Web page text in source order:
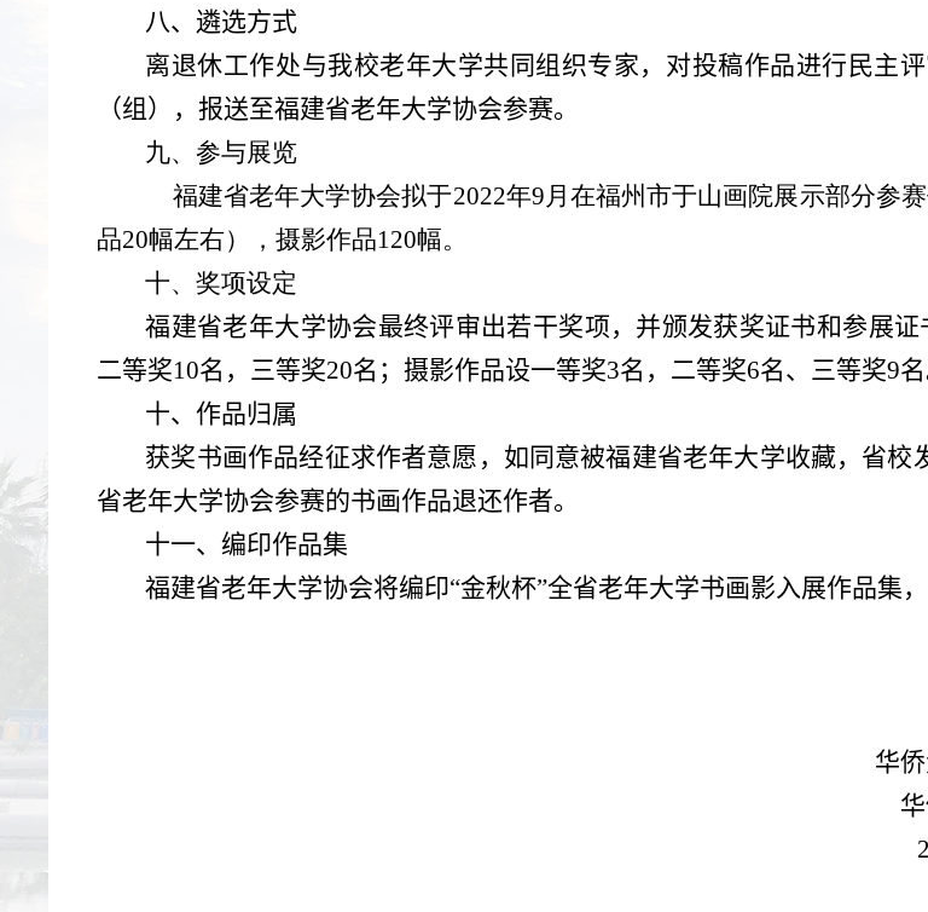
八、遴选方式
离退休工作处与我校老年大学共同组织专家，对投稿作品进行民主
（组），报送至福建省老年大学协会参赛。
九、参与展览
福建省老年大学协会拟于2022年9月在福州市于山画院展示部分参
品20幅左右），摄影作品120幅。
十、奖项设定
福建省老年大学协会最终评审出若干奖项，并颁发获奖证书和参展
二等奖10名，三等奖20名；摄影作品设一等奖3名，二等奖6名、三等奖9名
十、作品归属
获奖书画作品经征求作者意愿，如同意被福建省老年大学收藏，省
省老年大学协会参赛的书画作品退还作者。
十一、编印作品集
福建省老年大学协会将编印“金秋杯”全省老年大学书画影入展作品集
华